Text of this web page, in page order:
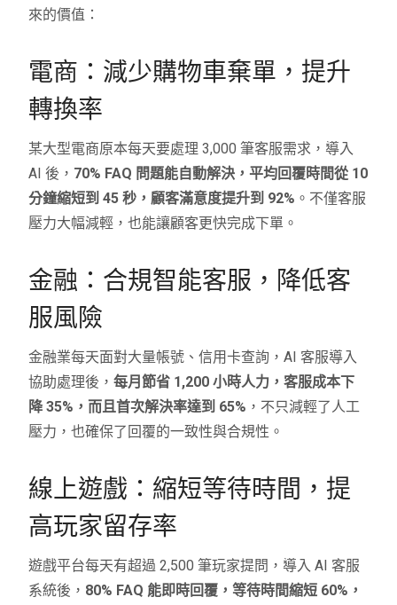
來的價值：
電商：減少購物車棄單，提升
轉換率
某大型電商原本每天要處理 3,000 筆客服需求，導入
AI 後， 70% FAQ 問題能自動解決，平均回覆時間從 10
分鐘縮短到 45 秒，顧客滿意度提升到 92% 。不僅客服
壓力大幅減輕，也能讓顧客更快完成下單。
金融：合規智能客服，降低客
服風險
金融業每天面對大量帳號、信用卡查詢，AI 客服導入
協助處理後，每月節省 1,200 小時人力，客服成本下
降 35%，而且首次解決率達到 65% ，不只減輕了人工
壓力，也確保了回覆的一致性與合規性。
線上遊戲：縮短等待時間，提
高玩家留存率
遊戲平台每天有超過 2,500 筆玩家提問，導入 AI 客服
系統後， 80% FAQ 能即時回覆，等待時間縮短 60%，